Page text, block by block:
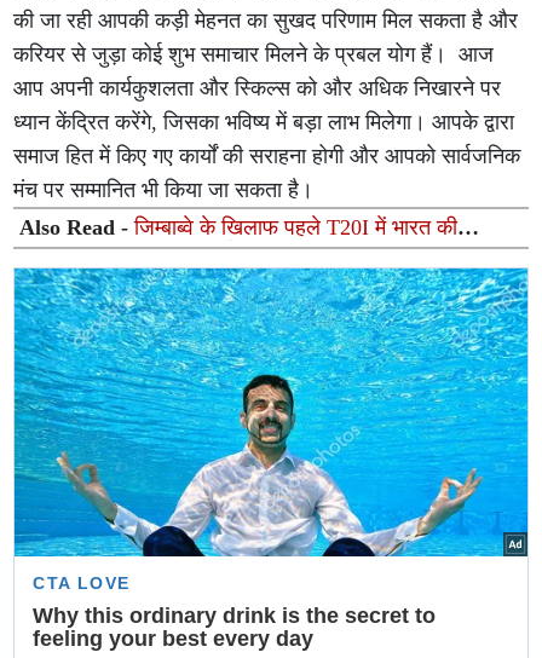
की जा रही आपकी कड़ी मेहनत का सुखद परिणाम मिल सकता है और
करियर से जुड़ा कोई शुभ समाचार मिलने के प्रबल योग हैं। आज
आप अपनी कार्यकुशलता और स्किल्स को और अधिक निखारने पर
ध्यान केंद्रित करेंगे, जिसका भविष्य में बड़ा लाभ मिलेगा। आपके द्वारा
समाज हित में किए गए कार्यों की सराहना होगी और आपको सार्वजनिक
मंच पर सम्मानित भी किया जा सकता है।
Also Read -जिम्बाब्वे के खिलाफ पहले T20I में भारत की
संभावित प्लेइंग XI: वैभव सूर्यवंशी और रिंकू सिंह की वापसी संभव